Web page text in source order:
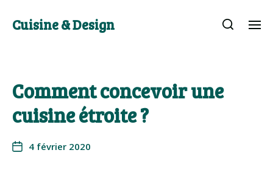
Cuisine & Design
Comment concevoir une
cuisine étroite ?
4 février 2020